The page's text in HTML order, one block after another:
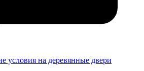
условия на деревянные двери